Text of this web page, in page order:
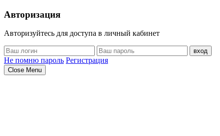
Авторизация
Авторизуйтесь для доступа в личный кабинет
вход
Не помню пароль Регистрация
Close Menu